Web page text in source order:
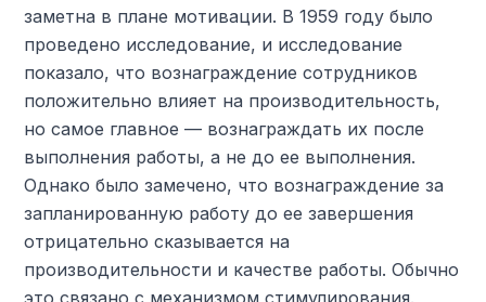
заметна в плане мотивации. В 1959 году было
проведено исследование, и исследование
показало, что вознаграждение сотрудников
положительно влияет на производительность,
но самое главное — вознаграждать их после
выполнения работы, а не до ее выполнения.
Однако было замечено, что вознаграждение за
запланированную работу до ее завершения
отрицательно сказывается на
производительности и качестве работы. Обычно
это связано с механизмом стимулирования.